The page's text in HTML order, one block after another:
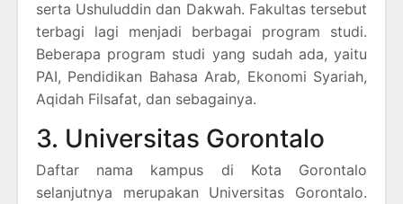
serta Ushuluddin dan Dakwah. Fakultas tersebut
terbagi lagi menjadi berbagai program studi.
Beberapa program studi yang sudah ada, yaitu
PAI, Pendidikan Bahasa Arab, Ekonomi Syariah,
Aqidah Filsafat, dan sebagainya.
3. Universitas Gorontalo
Daftar nama kampus di Kota Gorontalo
selanjutnya merupakan Universitas Gorontalo.